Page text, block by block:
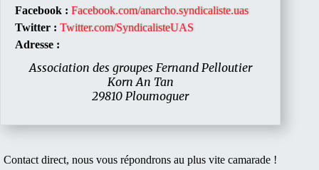
Facebook : Facebook.com/anarcho.syndicaliste.uas
Twitter : Twitter.com/SyndicalisteUAS
Adresse :
Association des groupes Fernand Pelloutier
Korn An Tan
29810 Ploumoguer
Contact direct, nous vous répondrons au plus vite camarade !